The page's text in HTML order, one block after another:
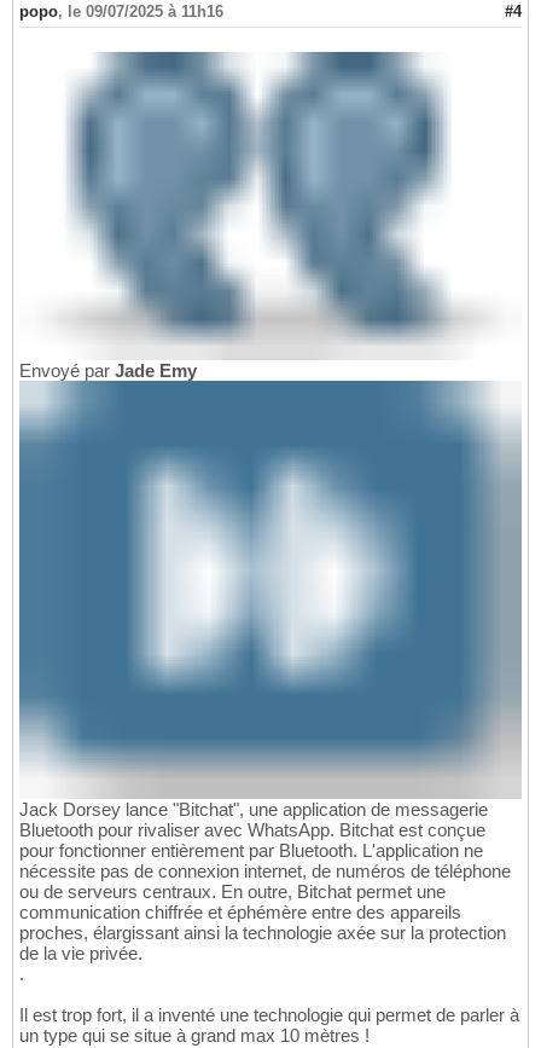
popo, le 09/07/2025 à 11h16 #4
Envoyé par Jade Emy
Jack Dorsey lance "Bitchat", une application de messagerie
Bluetooth pour rivaliser avec WhatsApp. Bitchat est conçue
pour fonctionner entièrement par Bluetooth. L'application ne
nécessite pas de connexion internet, de numéros de téléphone
ou de serveurs centraux. En outre, Bitchat permet une
communication chiffrée et éphémère entre des appareils
proches, élargissant ainsi la technologie axée sur la protection
de la vie privée.
.
Il est trop fort, il a inventé une technologie qui permet de parler à
un type qui se situe à grand max 10 mètres !